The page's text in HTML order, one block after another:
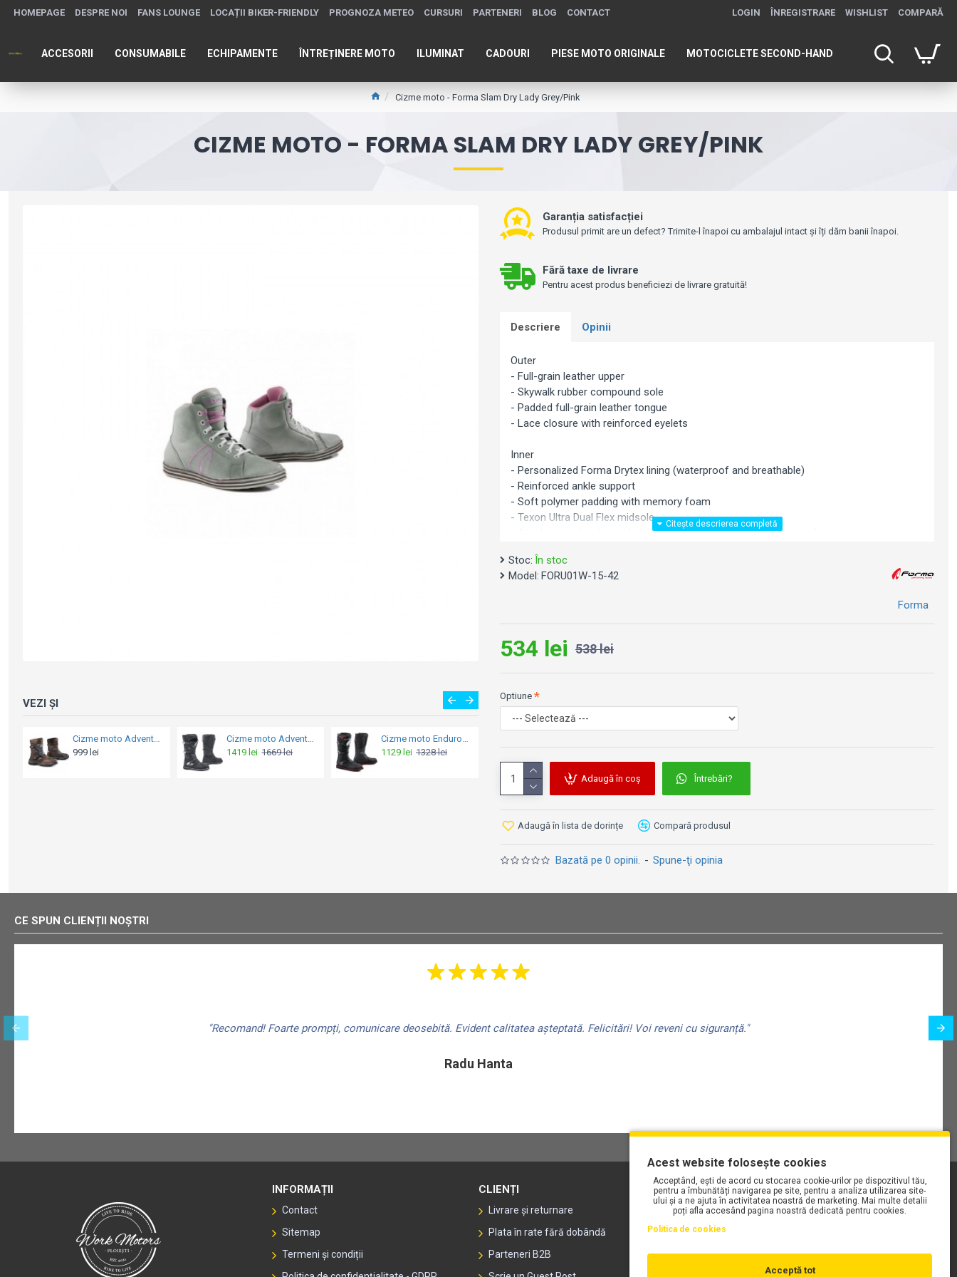
HOMEPAGE DESPRE NOI FANS LOUNGE LOCAȚII BIKER-FRIENDLY PROGNOZA METEO CURSURI PARTENERI BLOG CONTACT LOGIN ÎNREGISTRARE WISHLIST COMPARĂ
ACCESORII CONSUMABILE ECHIPAMENTE ÎNTREȚINERE MOTO ILUMINAT CADOURI PIESE MOTO ORIGINALE MOTOCICLETE SECOND-HAND
Cizme moto - Forma Slam Dry Lady Grey/Pink
CIZME MOTO - FORMA SLAM DRY LADY GREY/PINK
VEZI ȘI
Cizme moto Adventure - Forma Low Waterproof Brown
999 lei
Cizme moto Adventure - Forma Touring Terra Evo Dry Black
1419 lei
1669 lei
Cizme moto Enduro - Forma Boulder Black
1129 lei
1328 lei
Fără taxe de livrare
Pentru acest produs beneficiezi de livrare gratuită!
Garanția satisfacției
Produsul primit are un defect? Trimite-l înapoi cu ambalajul intact și îți dăm banii înapoi.
Descriere Opinii
Outer
- Full-grain leather upper
- Skywalk rubber compound sole
- Padded full-grain leather tongue
- Lace closure with reinforced eyelets
Inner
- Personalized Forma Drytex lining (waterproof and breathable)
- Reinforced ankle support
- Soft polymer padding with memory foam
- Texon Ultra Dual Flex midsole
- Anti-bacterial replaceable footbed with A.P.S. (Air Pump System)
Stoc: În stoc
Model: FORU01W-15-42
Forma
Bazată pe 0 opinii. - Spune-ţi opinia
534 lei 538 lei
Optiune
Adaugă în coș Întrebări?
Adaugă în lista de dorințe Compară produsul
CE SPUN CLIENȚII NOȘTRI
"Recomand! Foarte prompți, comunicare deosebită. Evident calitatea așteptată. Felicitări! Voi reveni cu siguranță."
Radu Hanta
INFORMAȚII
Contact
Sitemap
Termeni și condiții
CLIENȚI
Livrare și returnare
Plata în rate fără dobândă
Parteneri B2B
PLAYLIST-UL WORK MOTORS PE SPOTIFY
Acest website folosește cookies
Acceptând, ești de acord cu stocarea cookie-urilor pe dispozitivul tău,
pentru a îmbunătăți navigarea pe site, pentru a analiza utilizarea site-
ului și a ne ajuta în activitatea noastră de marketing. Mai multe detalii
poți afla accesând pagina noastră dedicată pentru cookies.
Politica de cookies
Acceptă tot